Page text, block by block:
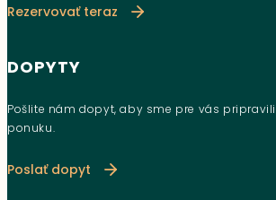
Rezervovať teraz
DOPYTY
Pošlite nám dopyt, aby sme pre vás
ponuku.
Poslať dopyt